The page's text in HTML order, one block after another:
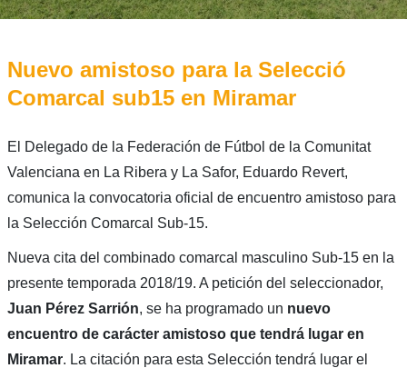
Nuevo amistoso para la Selecció
Comarcal sub15 en Miramar
El Delegado de la Federación de Fútbol de la Comunitat
Valenciana en La Ribera y La Safor, Eduardo Revert,
comunica la convocatoria oficial de encuentro amistoso para
la Selección Comarcal Sub-15.
Nueva cita del combinado comarcal masculino Sub-15 en la
presente temporada 2018/19. A petición del seleccionador,
Juan Pérez Sarrión, se ha programado un nuevo
encuentro de carácter amistoso que tendrá lugar en
Miramar. La citación para esta Selección tendrá lugar el